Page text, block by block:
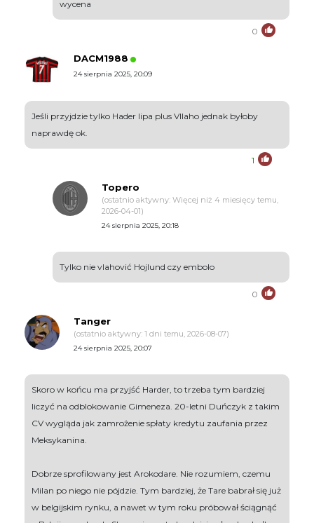
wycena
0
DACM1988
24 sierpnia 2025, 20:09
Jeśli przyjdzie tylko Hader lipa plus Vllaho jednak byłoby
naprawdę ok.
1
Topero
(ostatnio aktywny: Więcej niż 4 miesięcy temu,
2026-04-01)
24 sierpnia 2025, 20:18
Tylko nie vlahović Hojlund czy embolo
0
Tanger
(ostatnio aktywny: 1 dni temu, 2026-08-07)
24 sierpnia 2025, 20:07
Skoro w końcu ma przyjść Harder, to trzeba tym bardziej
liczyć na odblokowanie Gimeneza. 20-letni Duńczyk z takim
CV wygląda jak zamrożenie spłaty kredytu zaufania przez
Meksykanina.
Dobrze sprofilowany jest Arokodare. Nie rozumiem, czemu
Milan po niego nie pójdzie. Tym bardziej, że Tare babrał się już
w belgijskim rynku, a nawet w tym roku próbował ściągnąć